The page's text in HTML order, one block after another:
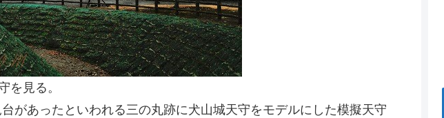
を見る。
があったといわれる三の丸跡に犬山城天守をモデルにした模擬天守